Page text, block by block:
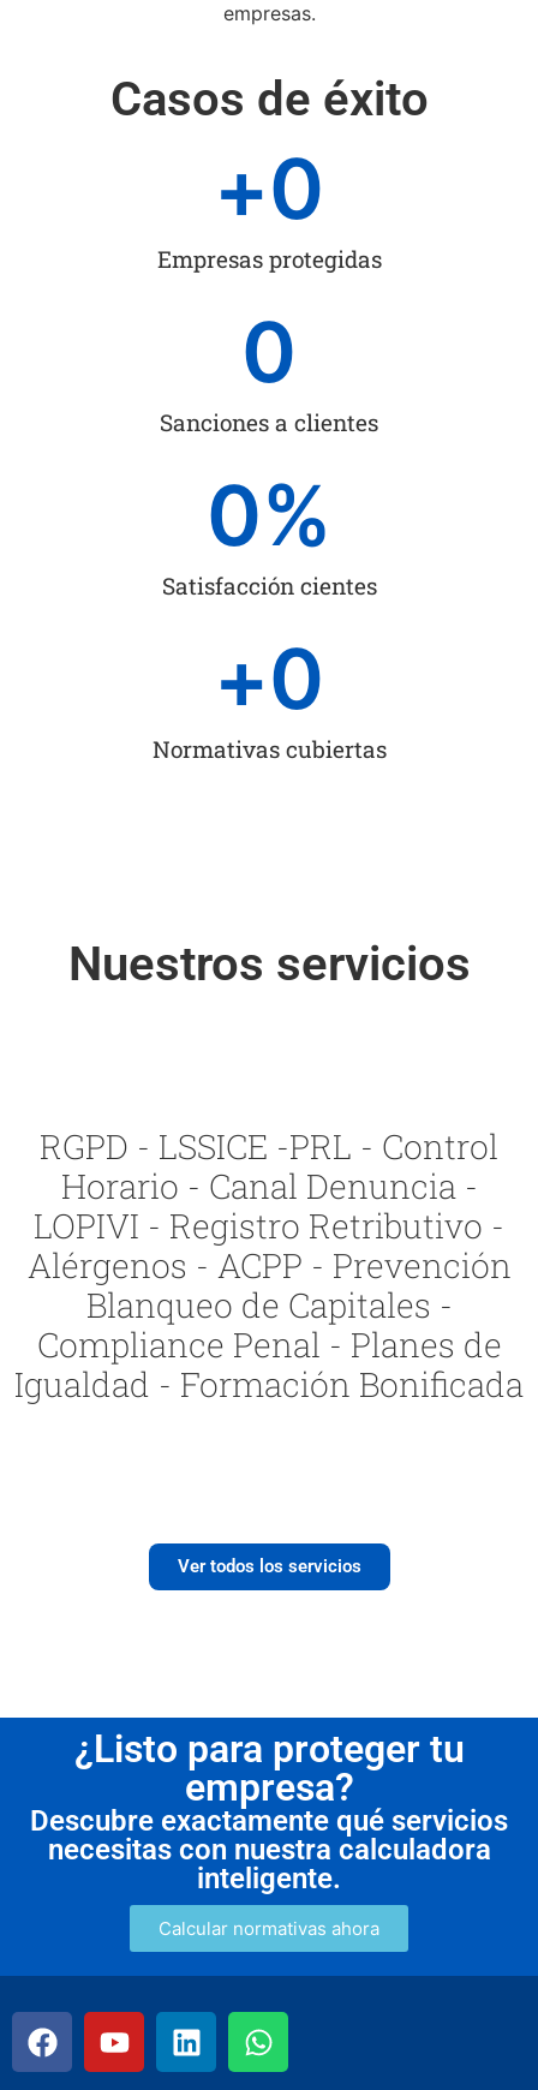
empresas.
Casos de éxito
Empresas protegidas
+0
Sanciones a clientes
0
Satisfacción cientes
0%
Normativas cubiertas
+0
Nuestros servicios
RGPD - LSSICE -PRL - Control
Horario - Canal Denuncia -
LOPIVI - Registro Retributivo -
Alérgenos - ACPP - Prevención
Blanqueo de Capitales -
Compliance Penal - Planes de
Igualdad - Formación Bonificada
Ver todos los servicios
¿Listo para proteger tu
empresa?
Descubre exactamente qué servicios
necesitas con nuestra calculadora
inteligente.
Calcular normativas ahora